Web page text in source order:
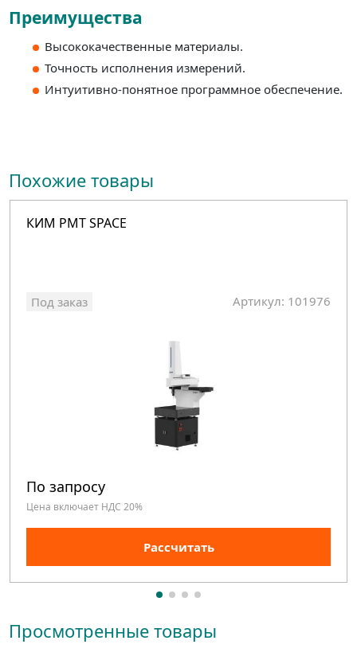
Преимущества
Высококачественные материалы.
Точность исполнения измерений.
Интуитивно-понятное программное обеспечение.
Похожие товары
КИМ PMT SPACE
Под заказ Артикул: 101976
По запросу
Цена включает НДС 20%
Рассчитать
Просмотренные товары